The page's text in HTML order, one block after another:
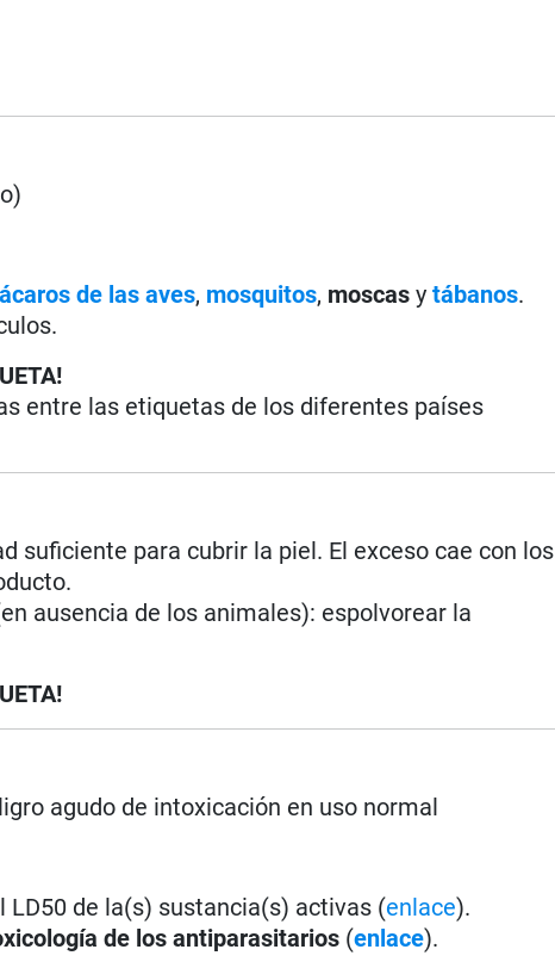
ácaros de las aves, mosquitos, moscas ytábanos.
entre las etiquetas de los diferentes países
suficiente para cubrir la piel. El exceso cae con los
ausencia de los animales): espolvorear la
agudo de intoxicación en uso normal
LD50 de la(s) sustancia(s) activas (enlace).
de los antiparasitarios (enlace).